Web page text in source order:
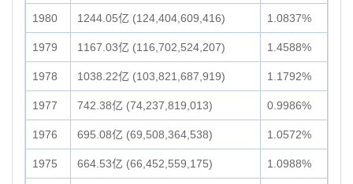
1980 1244.05亿 (124,404,609,416) 1.0837%
1979 1167.03亿 (116,702,524,207) 1.4588%
1978 1038.22亿 (103,821,687,919) 1.1792%
1977 742.38亿 (74,237,819,013) 0.9986%
1976 695.08亿 (69,508,364,538) 1.0572%
1975 664.53亿 (66,452,559,175) 1.0988%